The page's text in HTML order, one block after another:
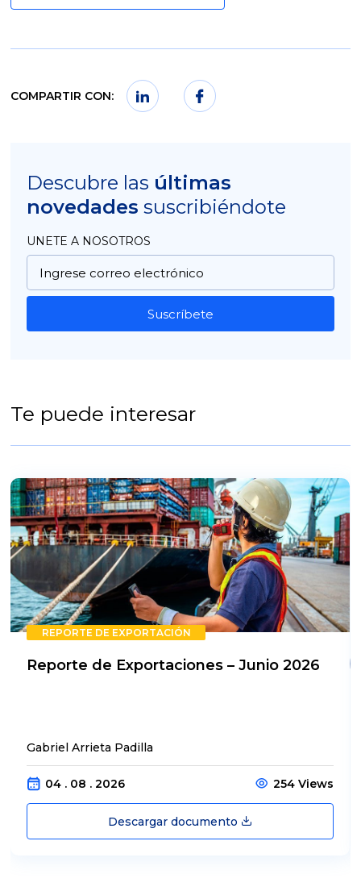
COMPARTIR CON:
Descubre las últimas
novedades suscribiéndote
UNETE A NOSOTROS
Suscríbete
Te puede interesar
REPORTE DE EXPORTACIÓN
Reporte de Exportaciones – Junio 2026
Gabriel Arrieta Padilla
04 . 08 . 2026 254 Views
Descargar documento